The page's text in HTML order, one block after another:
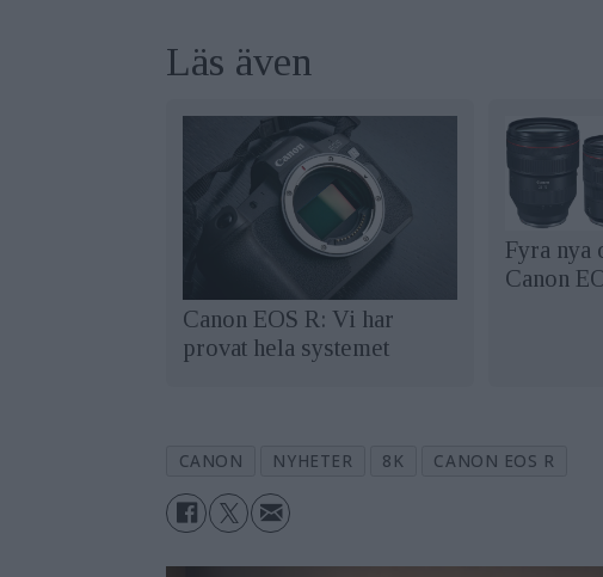
Läs även
Canon EOS R: Vi har
provat hela systemet
Fyra
Canon
CANON NYHETER 8K CANON EOS R